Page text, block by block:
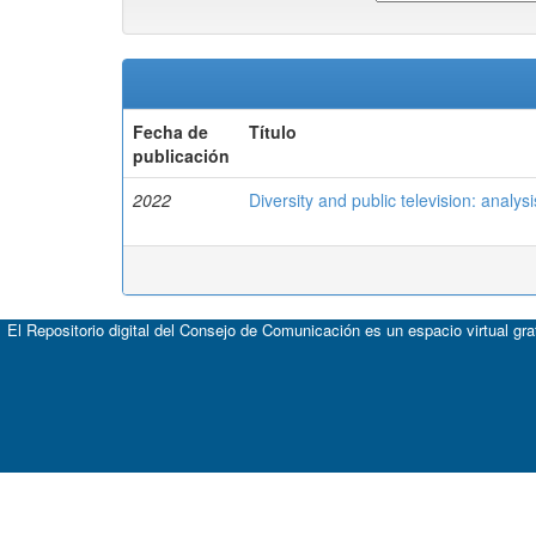
Fecha de
publicación
Título
2022 Diversity and public television:
El Repositorio digital del Consejo de Comunicación es un espacio virtual